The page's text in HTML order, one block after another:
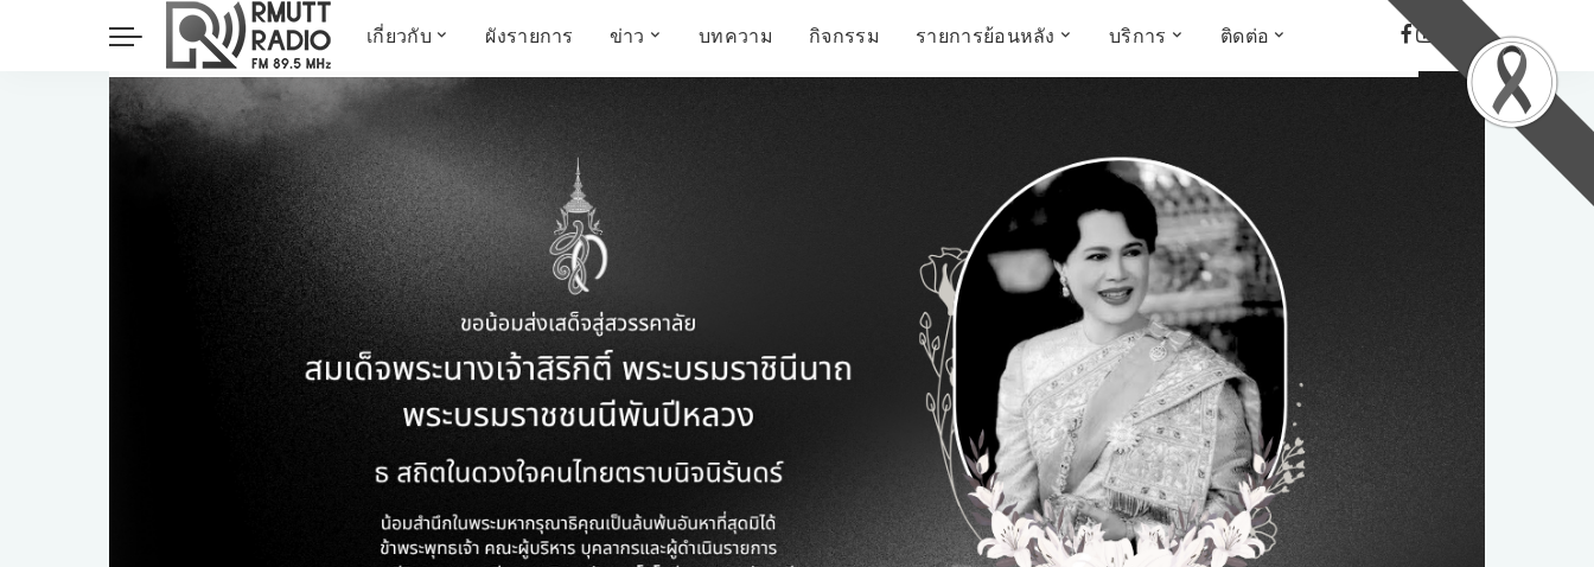
เกี่ยวกับ
ประวัติ
วัตถุประสงค์ วิสัยทัศน์
พันธกิจ…
คณะกรรมการบริหาร
สถานีวิทยุกระจายเสียง
ผู้บริหาร
บุคลากร
ผังรายการ ข่าว
ข่าวต้นชั่วโมง ข่าวราชมงคล
บทความ กิจกรรม รายการย้อนหลัง
วิทยาศาสตร์ วิจัย
นวัตกรรม และสิ่ง
แวดล้อม
มิติสุขภาพ
Health Me Herbs
Wellness talk
RESEARCH FOCUS
TechTrend
ช่างช่วย
META พลิกโลก
Power of Art
ฟาร์มสร้างสุข
สุขทุกวัยด้วยภูมิปัญญา
ไทยสร้างสรรค์
FIN TALK
ชวนกันมานั่งคุย
ชวนกันมานั่งคุย BY
รอบบ้านเรา
เรื่องเก่าที่เรารัก
จิตวิทยากับครูยุ้ย
HEALTHY CLUB
HEALTHY TIME
สังคมเกษตร เอ๊กซ์ อาร์
เอ็ม ยู ที ทอล์ค
Chit Chat Corner
ชีวิตวัฒนธรรม
เพลินภาษานานาสาระ
ThaiTravelTrends
Tips for Trips
TotalSoundMagazine
Dress Me Up
Face the Fact
KIDs
กรอบข่าวรอบสัปดาห์
มุมมองข่าว
ที่นี่RMUT
เป็นเรื่องเป็นราว
บริการ ติดต่อ